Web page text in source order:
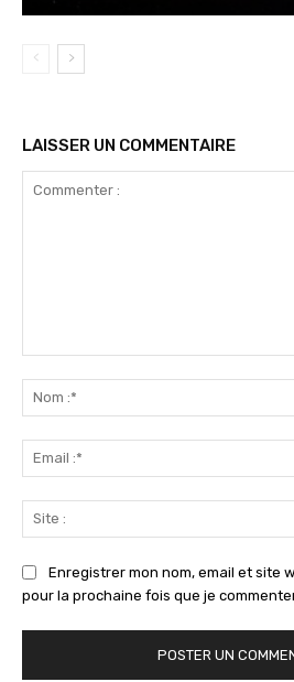
LAISSER UN COMMENTAIRE
Enregistrer mon nom, email et site
pour la prochaine fois que je